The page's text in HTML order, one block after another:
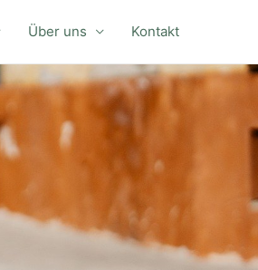
Über uns Kontakt